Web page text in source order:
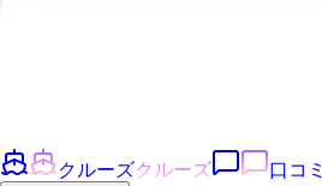
クルーズクルーズ 口コミ